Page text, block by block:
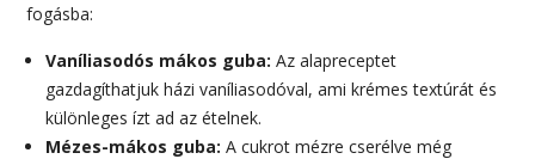
fogásba:
Vaníliasodós mákos guba: Az alapreceptet
gazdagíthatjuk házi vaníliasodóval, ami krémes textúrát és
különleges ízt ad az ételnek.
Mézes-mákos guba: A cukrot mézre cserélve még